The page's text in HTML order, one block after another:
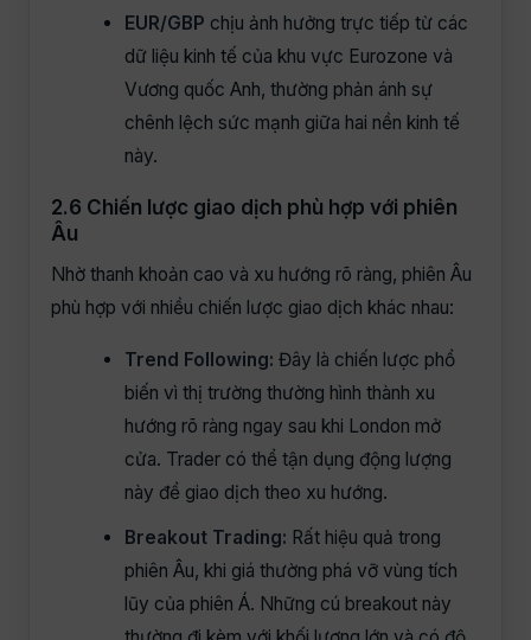
EUR/GBP chịu ảnh hưởng trực tiếp từ các
dữ liệu kinh tế của khu vực Eurozone và
Vương quốc Anh, thường phản ánh sự
chênh lệch sức mạnh giữa hai nền kinh tế
này.
2.6 Chiến lược giao dịch phù hợp với phiên
Âu
Nhờ thanh khoản cao và xu hướng rõ ràng, phiên Âu
phù hợp với nhiều chiến lược giao dịch khác nhau:
Trend Following: Đây là chiến lược phổ
biến vì thị trường thường hình thành xu
hướng rõ ràng ngay sau khi London mở
cửa. Trader có thể tận dụng động lượng
này để giao dịch theo xu hướng.
Breakout Trading: Rất hiệu quả trong
phiên Âu, khi giá thường phá vỡ vùng tích
lũy của phiên Á. Những cú breakout này